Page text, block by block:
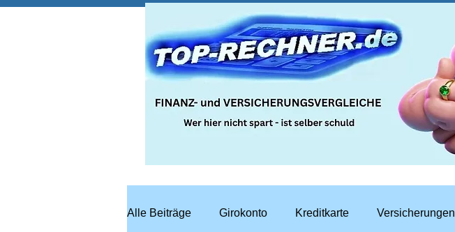
Alle Beiträge Girokonto Kreditkarte Versicherungen